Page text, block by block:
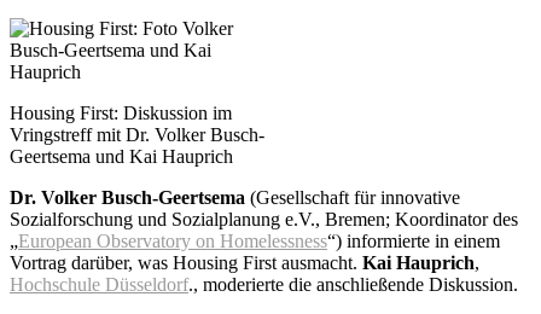
Housing First: Diskussion im
Vringstreff mit Dr. Volker Busch-
Geertsema und Kai Hauprich
Dr. Volker Busch-Geertsema (Gesellschaft für innovative
Sozialforschung und Sozialplanung e.V., Bremen; Koordinator des
„European Observatory on Homelessness“) informierte in einem
Vortrag darüber, was Housing First ausmacht. Kai Hauprich,
Hochschule Düsseldorf., moderierte die anschließende Diskussion.